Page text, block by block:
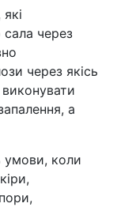
сала через
через якісь
а
умови, коли